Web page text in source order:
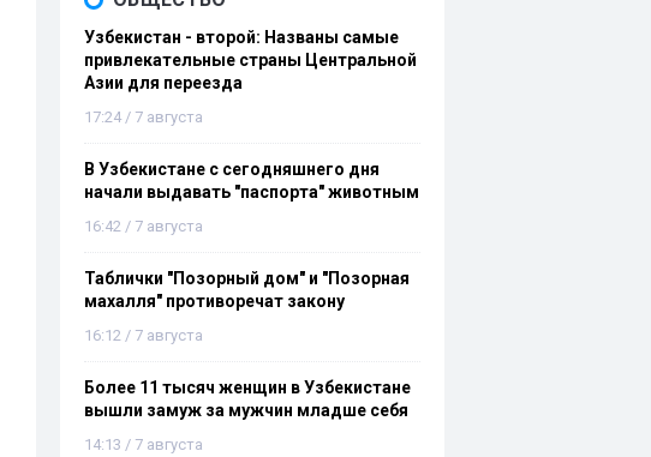
Узбекистан - второй: Названы самые
привлекательные страны Центральной
Азии для переезда
17:24 / 7 августа
В Узбекистане с сегодняшнего дня
начали выдавать "паспорта" животным
16:42 / 7 августа
Таблички "Позорный дом" и "Позорная
махалля" противоречат закону
16:12 / 7 августа
Более 11 тысяч женщин в Узбекистане
вышли замуж за мужчин младше себя
14:13 / 7 августа